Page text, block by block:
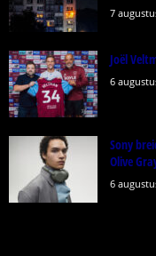
7
Joël
6
Sony
Olive
6